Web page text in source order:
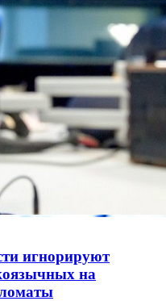
игнорируют
на